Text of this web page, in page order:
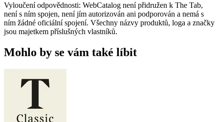
Vyloučení odpovědnosti: WebCatalog není přidružen k The Tab,
není s ním spojen, není jím autorizován ani podporován a nemá s
ním žádné oficiální spojení. Všechny názvy produktů, loga a značky
jsou majetkem příslušných vlastníků.
Mohlo by se vám také líbit